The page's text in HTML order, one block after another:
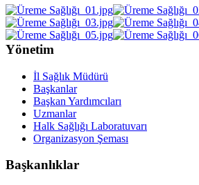
Yönetim
İl Sağlık Müdürü
Başkanlar
Başkan Yardımcıları
Uzmanlar
Halk Sağlığı Laboratuvarı
Organizasyon Şeması
Başkanlıklar